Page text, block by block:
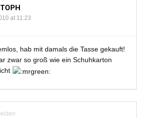
at 11:23
hab mit damals die Tasse gekauft!
zwar so groß wie ein Schuhkarton